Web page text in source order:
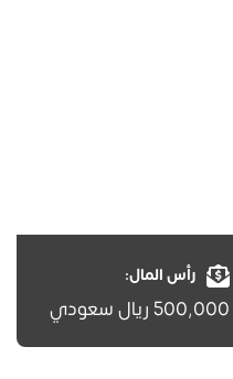
رأس المال:
500,000 ريال سعودي